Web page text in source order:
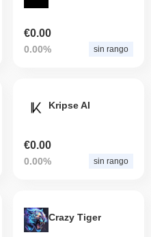
€0.00
0.00% sin rango
Kripse AI
€0.00
0.00% sin rango
Crazy Tiger